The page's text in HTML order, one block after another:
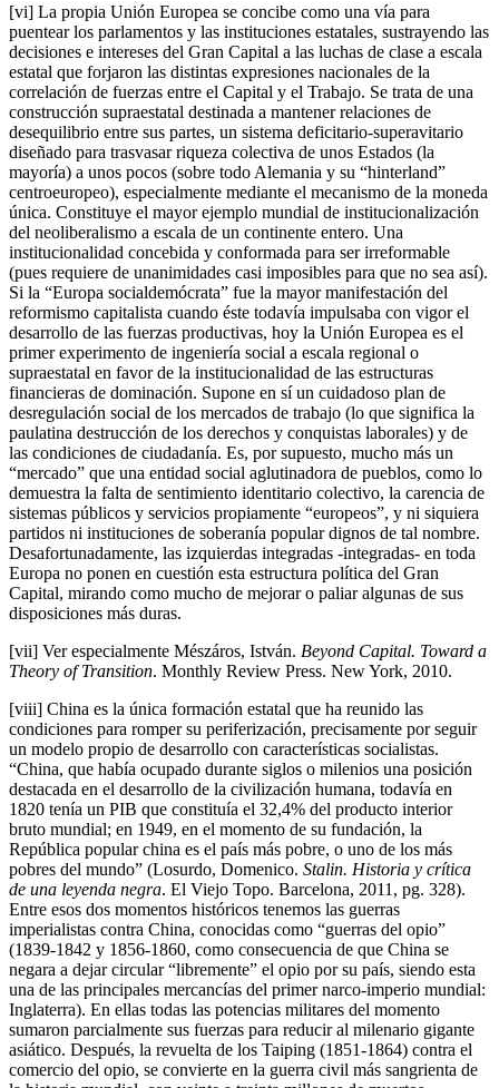
[vi] La propia Unión Europea se concibe como una vía para
puentear los parlamentos y las instituciones estatales, sustrayendo las
decisiones e intereses del Gran Capital a las luchas de clase a escala
estatal que forjaron las distintas expresiones nacionales de la
correlación de fuerzas entre el Capital y el Trabajo. Se trata de una
construcción supraestatal destinada a mantener relaciones de
desequilibrio entre sus partes, un sistema deficitario-superavitario
diseñado para trasvasar riqueza colectiva de unos Estados (la
mayoría) a unos pocos (sobre todo Alemania y su “hinterland”
centroeuropeo), especialmente mediante el mecanismo de la moneda
única. Constituye el mayor ejemplo mundial de institucionalización
del neoliberalismo a escala de un continente entero. Una
institucionalidad concebida y conformada para ser irreformable
(pues requiere de unanimidades casi imposibles para que no sea así).
Si la “Europa socialdemócrata” fue la mayor manifestación del
reformismo capitalista cuando éste todavía impulsaba con vigor el
desarrollo de las fuerzas productivas, hoy la Unión Europea es el
primer experimento de ingeniería social a escala regional o
supraestatal en favor de la institucionalidad de las estructuras
financieras de dominación. Supone en sí un cuidadoso plan de
desregulación social de los mercados de trabajo (lo que significa la
paulatina destrucción de los derechos y conquistas laborales) y de
las condiciones de ciudadanía. Es, por supuesto, mucho más un
“mercado” que una entidad social aglutinadora de pueblos, como lo
demuestra la falta de sentimiento identitario colectivo, la carencia de
sistemas públicos y servicios propiamente “europeos”, y ni siquiera
partidos ni instituciones de soberanía popular dignos de tal nombre.
Desafortunadamente, las izquierdas integradas -integradas- en toda
Europa no ponen en cuestión esta estructura política del Gran
Capital, mirando como mucho de mejorar o paliar algunas de sus
disposiciones más duras.
[vii] Ver especialmente Mészáros, István. Beyond Capital. Toward a
Theory of Transition. Monthly Review Press. New York, 2010.
[viii] China es la única formación estatal que ha reunido las
condiciones para romper su periferización, precisamente por seguir
un modelo propio de desarrollo con características socialistas.
“China, que había ocupado durante siglos o milenios una posición
destacada en el desarrollo de la civilización humana, todavía en
1820 tenía un PIB que constituía el 32,4% del producto interior
bruto mundial; en 1949, en el momento de su fundación, la
República popular china es el país más pobre, o uno de los más
pobres del mundo” (Losurdo, Domenico. Stalin. Historia y crítica
de una leyenda negra. El Viejo Topo. Barcelona, 2011, pg. 328).
Entre esos dos momentos históricos tenemos las guerras
imperialistas contra China, conocidas como “guerras del opio”
(1839-1842 y 1856-1860, como consecuencia de que China se
negara a dejar circular “libremente” el opio por su país, siendo esta
una de las principales mercancías del primer narco-imperio mundial:
Inglaterra). En ellas todas las potencias militares del momento
sumaron parcialmente sus fuerzas para reducir al milenario gigante
asiático. Después, la revuelta de los Taiping (1851-1864) contra el
comercio del opio, se convierte en la guerra civil más sangrienta de